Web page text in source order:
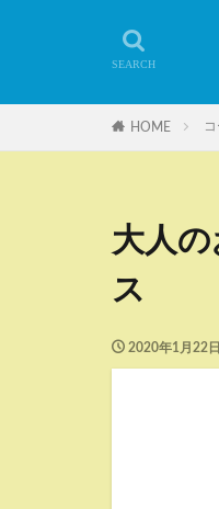
HOME
大人
ス
2020年1月22日